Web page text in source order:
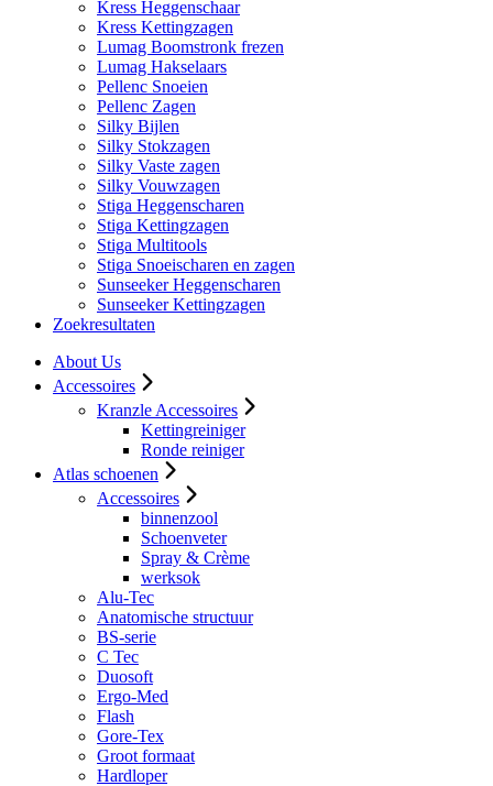
Kress Heggenschaar
Kress Kettingzagen
Lumag Boomstronk frezen
Lumag Hakselaars
Pellenc Snoeien
Pellenc Zagen
Silky Bijlen
Silky Stokzagen
Silky Vaste zagen
Silky Vouwzagen
Stiga Heggenscharen
Stiga Kettingzagen
Stiga Multitools
Stiga Snoeischaren en zagen
Sunseeker Heggenscharen
Sunseeker Kettingzagen
Zoekresultaten
About Us
Accessoires
Kranzle Accessoires
Kettingreiniger
Ronde reiniger
Atlas schoenen
Accessoires
binnenzool
Schoenveter
Spray & Crème
werksok
Alu-Tec
Anatomische structuur
BS-serie
C Tec
Duosoft
Ergo-Med
Flash
Gore-Tex
Groot formaat
Hardloper